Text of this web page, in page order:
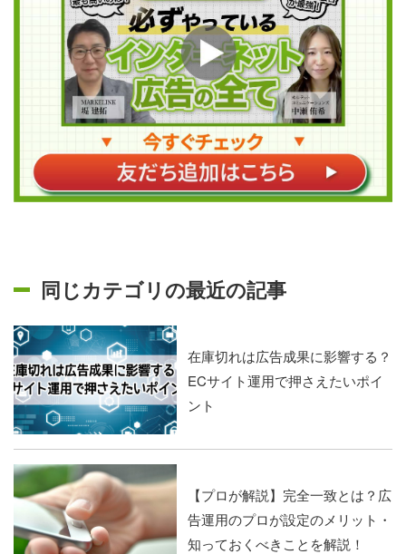
同じカテゴリの最近の記事
在庫切れは広告成果に影響する？
ECサイト運用で押さえたいポイ
ント
【プロが解説】完全一致とは？広
告運用のプロが設定のメリット・
知っておくべきことを解説！